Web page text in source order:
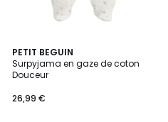
PETIT BEGUIN
Surpyjama en gaze de coton
Douceur
26,99 €